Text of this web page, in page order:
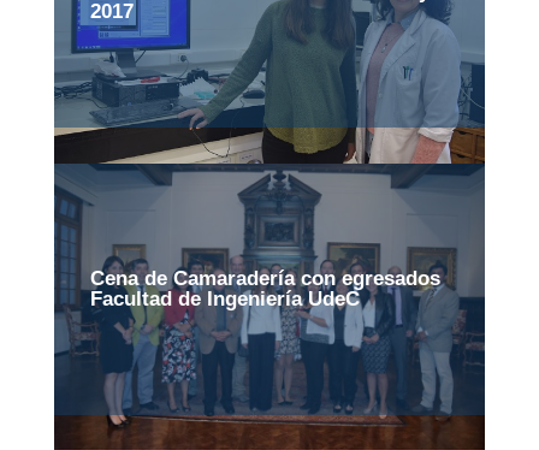
2017
Cena de Camaradería con egresados
Facultad de Ingeniería UdeC